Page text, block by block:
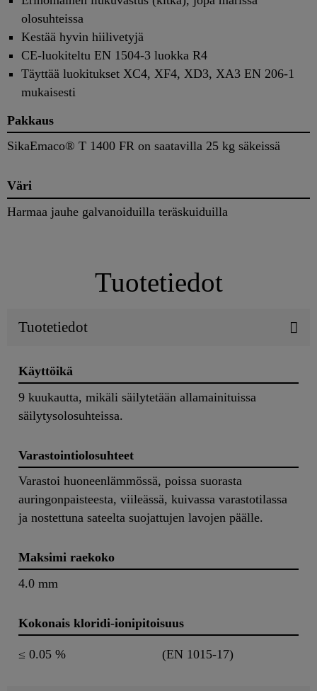
olosuhteissa
Kestää hyvin hiilivetyjä
CE-luokiteltu EN 1504-3 luokka R4
Täyttää luokitukset XC4, XF4, XD3, XA3 EN 206-1
mukaisesti
Pakkaus
SikaEmaco® T 1400 FR on saatavilla 25 kg säkeissä
Väri
Harmaa jauhe galvanoiduilla teräskuiduilla
Tuotetiedot
Tuotetiedot
Käyttöikä
9 kuukautta, mikäli säilytetään allamainituissa
säilytysolosuhteissa.
Varastointiolosuhteet
Varastoi huoneenlämmössä, poissa suorasta
auringonpaisteesta, viileässä, kuivassa varastotilassa
ja nostettuna sateelta suojattujen lavojen päälle.
Maksimi raekoko
4.0 mm
Kokonais kloridi-ionipitoisuus
≤ 0.05 % (EN 1015-17)